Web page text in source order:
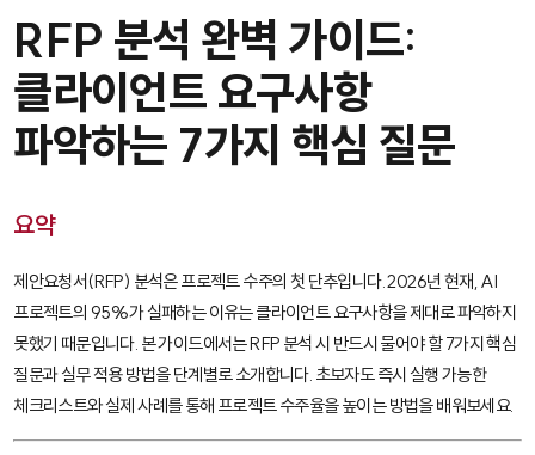
RFP 분석 완벽 가이드:
클라이언트 요구사항
파악하는 7가지 핵심 질문
요약
제안요청서(RFP) 분석은 프로젝트 수주의 첫 단추입니다. 2026년 현재, AI
프로젝트의 95%가 실패하는 이유는 클라이언트 요구사항을 제대로 파악하지
못했기 때문입니다. 본 가이드에서는 RFP 분석 시 반드시 물어야 할 7가지 핵심
질문과 실무 적용 방법을 단계별로 소개합니다. 초보자도 즉시 실행 가능한
체크리스트와 실제 사례를 통해 프로젝트 수주율을 높이는 방법을 배워보세요.